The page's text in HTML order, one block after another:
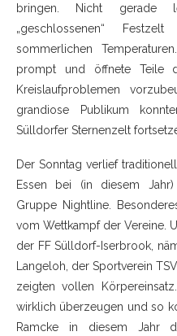
bringen. Nicht gerade
„geschlossenen“
sommerlichen
prompt und öffnete Teile
Kreislaufproblemen
grandiose Publikum
Sülldorfer Sternenzelt
Der Sonntag verlief
Essen bei (in diesem
Gruppe Nightline.
vom Wettkampf der Vereine.
der FF Sülldorf-Iserbrook,
Langeloh, der Sportverein
zeigten vollen
wirklich überzeugen und so
Ramcke in diesem Jahr